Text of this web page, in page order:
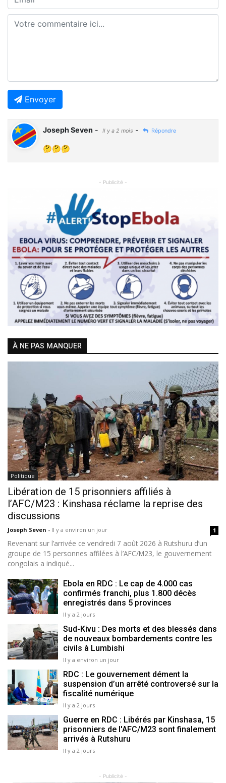
Envoyer
Joseph Seven - Il y a 2 mois - Répondre
🤔🤔🤔
- Publicité -
Previous Next
À NE PAS MANQUER
Politique
Libération de 15 prisonniers affiliés à
l’AFC/M23 : Kinshasa réclame la reprise des
discussions
Joseph Seven - Il y a environ un jour 1
Revenant sur l’arrivée ce vendredi 7 août 2026 à Rutshuru d’un
groupe de 15 personnes affilées à l’AFC/M23, le gouvernement
congolais a indiqué...
Ebola en RDC : Le cap de 4.000 cas
confirmés franchi, plus 1.800 décès
enregistrés dans 5 provinces
Il y a 2 jours
Sud-Kivu : Des morts et des blessés dans
de nouveaux bombardements contre les
civils à Lumbishi
Il y a environ un jour
RDC : Le gouvernement dément la
suspension d’un arrêté controversé sur la
fiscalité numérique
Il y a 2 jours
Guerre en RDC : Libérés par Kinshasa, 15
prisonniers de l'AFC/M23 sont finalement
arrivés à Rutshuru
Il y a 2 jours
- Publicité -